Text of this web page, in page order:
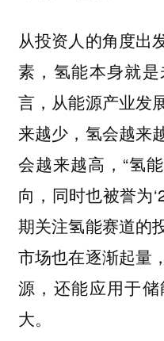
从投资人的角度出
素，氢能本身就
言，从能源产业发
来越少，氢会越来
会越来越高，“氢
向，同时也被誉为
期关注氢能赛道的
市场也在逐渐起量
源，还能应用于
大。